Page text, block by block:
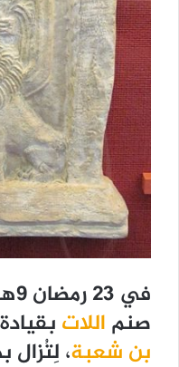
صنم اللات بقيادة
بن شعبة، لِتُزال